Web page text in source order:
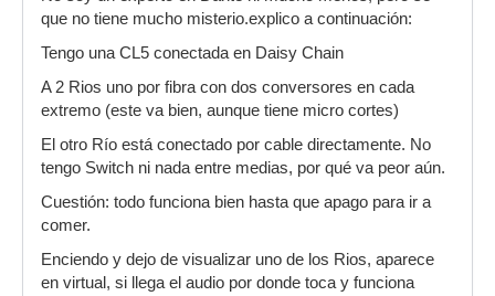
que no tiene mucho misterio.explico a continuación:
Tengo una CL5 conectada en Daisy Chain
A 2 Rios uno por fibra con dos conversores en cada
extremo (este va bien, aunque tiene micro cortes)
El otro Río está conectado por cable directamente. No
tengo Switch ni nada entre medias, por qué va peor aún.
Cuestión: todo funciona bien hasta que apago para ir a
comer.
Enciendo y dejo de visualizar uno de los Rios, aparece
en virtual, si llega el audio por donde toca y funciona